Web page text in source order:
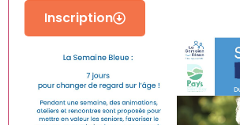
Inscription